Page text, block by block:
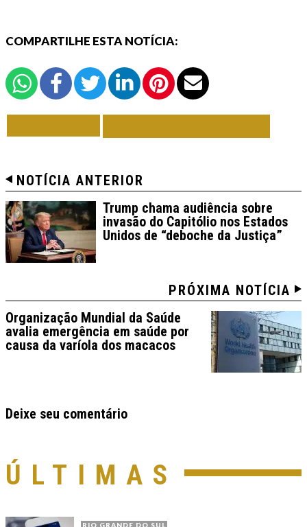
COMPARTILHE ESTA NOTÍCIA:
NOTÍCIA ANTERIOR
Trump chama audiência sobre
invasão do Capitólio nos Estados
Unidos de “deboche da Justiça”
PRÓXIMA NOTÍCIA
Organização Mundial da Saúde
avalia emergência em saúde por
causa da varíola dos macacos
Deixe seu comentário
ÚLTIMAS
RIO GRANDE DO SUL